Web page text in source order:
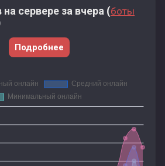
сервере за вчера (боты
Подробнее